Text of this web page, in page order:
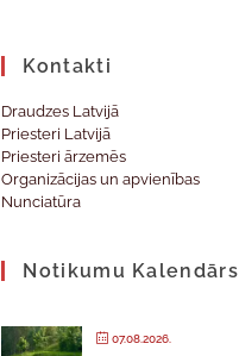
Kontakti
Draudzes Latvijā
Priesteri Latvijā
Priesteri ārzemēs
Organizācijas un apvienības
Nunciatūra
Notikumu Kalendārs
07.08.2026.